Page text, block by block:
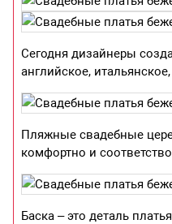
Сегодня дизайнеры
английское,
Пляжные свадебные
комфортно и
Баска – это деталь